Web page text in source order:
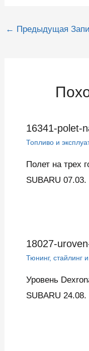
Навигация
← Предыдущая
16341-polet-
Топливо и
Полет на трех
SUBARU 07.03.
18027-
Тюнинг, стайлинг
Уровень
SUBARU 24.08.